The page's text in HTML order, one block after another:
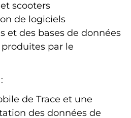
scooters
de logiciels
et des bases de données
par le
de Trace et une
des données de